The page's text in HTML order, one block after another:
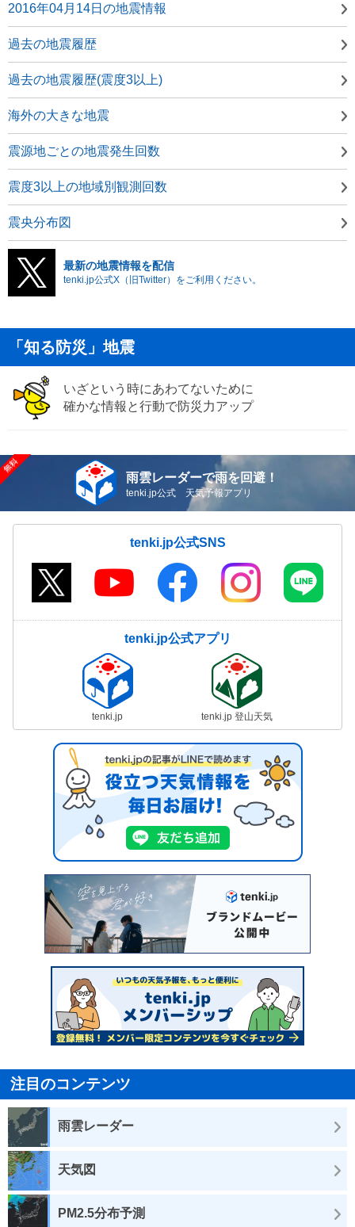
2016年04月14日の地震情報
過去の地震履歴
過去の地震履歴(震度3以上)
海外の大きな地震
震源地ごとの地震発生回数
震度3以上の地域別観測回数
震央分布図
最新の地震情報を配信
tenki.jp公式X（旧Twitter）をご利用ください。
「知る防災」地震
いざという時にあわてないために
確かな情報と行動で防災力アップ
雨雲レーダーで雨を回避！
tenki.jp公式 天気予報アプリ
tenki.jp公式SNS
tenki.jp公式アプリ
tenki.jp tenki.jp 登山天気
注目のコンテンツ
雨雲レーダー
天気図
PM2.5分布予測